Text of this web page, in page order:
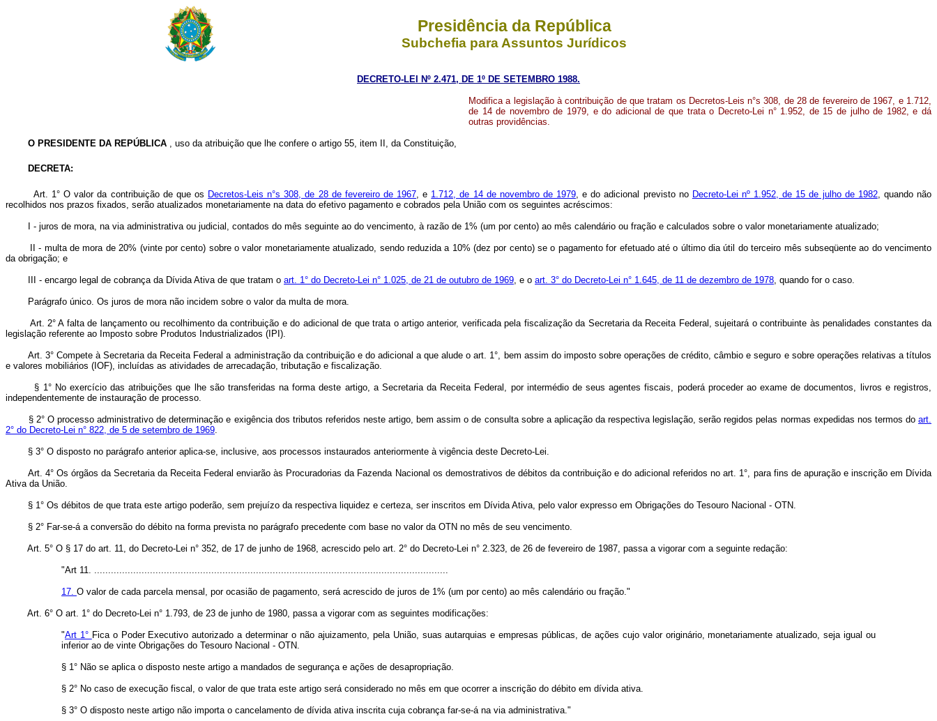
Presidência da República
Subchefia para Assuntos Jurídicos
DECRETO-LEI Nº 2.471, DE 1º DE SETEMBRO 1988.
Modifica a legislação à contribuição de que tratam os Decretos-Leis n°s 308, de 28 de fevereiro de 1967, e 1.712,
de 14 de novembro de 1979, e do adicional de que trata o Decreto-Lei n° 1.952, de 15 de julho de 1982, e dá
outras providências.
O PRESIDENTE DA REPÚBLICA , uso da atribuição que lhe confere o artigo 55, item II, da Constituição,
DECRETA:
Art. 1° O valor da contribuição de que os Decretos-Leis n°s 308, de 28 de fevereiro de 1967 , e 1.712, de 14 de novembro de 1979 , e do adicional previsto no Decreto-Lei nº 1.952, de 15 de julho de 1982, quando não
recolhidos nos prazos fixados, serão atualizados monetariamente na data do efetivo pagamento e cobrados pela União com os seguintes acréscimos:
I - juros de mora, na via administrativa ou judicial, contados do mês seguinte ao do vencimento, à razão de 1% (um por cento) ao mês calendário ou fração e calculados sobre o valor monetariamente atualizado;
II - multa de mora de 20% (vinte por cento) sobre o valor monetariamente atualizado, sendo reduzida a 10% (dez por cento) se o pagamento for efetuado até o último dia útil do terceiro mês subseqüente ao do vencimento
da obrigação; e
III - encargo legal de cobrança da Dívida Ativa de que tratam o art. 1° do Decreto-Lei n° 1.025, de 21 de outubro de 1969 , e o art. 3° do Decreto-Lei n° 1.645, de 11 de dezembro de 1978 , quando for o caso.
Parágrafo único. Os juros de mora não incidem sobre o valor da multa de mora.
Art. 2° A falta de lançamento ou recolhimento da contribuição e do adicional de que trata o artigo anterior, verificada pela fiscalização da Secretaria da Receita Federal, sujeitará o contribuinte às penalidades constantes da
legislação referente ao Imposto sobre Produtos Industrializados (IPI).
Art. 3° Compete à Secretaria da Receita Federal a administração da contribuição e do adicional a que alude o art. 1°, bem assim do imposto sobre operações de crédito, câmbio e seguro e sobre operações relativas a títulos
e valores mobiliários (IOF), incluídas as atividades de arrecadação, tributação e fiscalização.
§ 1° No exercício das atribuições que lhe são transferidas na forma deste artigo, a Secretaria da Receita Federal, por intermédio de seus agentes fiscais, poderá proceder ao exame de documentos, livros e registros,
independentemente de instauração de processo.
§ 2° O processo administrativo de determinação e exigência dos tributos referidos neste artigo, bem assim o de consulta sobre a aplicação da respectiva legislação, serão regidos pelas normas expedidas nos termos do art.
2° do Decreto-Lei n° 822, de 5 de setembro de 1969
§ 3° O disposto no parágrafo anterior aplica-se, inclusive, aos processos instaurados anteriormente à vigência deste Decreto-Lei.
Art. 4° Os órgãos da Secretaria da Receita Federal enviarão às Procuradorias da Fazenda Nacional os demostrativos de débitos da contribuição e do adicional referidos no art. 1°, para fins de apuração e inscrição em Dívida
Ativa da União.
§ 1° Os débitos de que trata este artigo poderão, sem prejuízo da respectiva liquidez e certeza, ser inscritos em Dívida Ativa, pelo valor expresso em Obrigações do Tesouro Nacional - OTN.
§ 2° Far-se-á a conversão do débito na forma prevista no parágrafo precedente com base no valor da OTN no mês de seu vencimento.
Art. 5° O § 17 do art. 11, do Decreto-Lei n° 352, de 17 de junho de 1968, acrescido pelo art. 2° do Decreto-Lei n° 2.323, de 26 de fevereiro de 1987, passa a vigorar com a seguinte redação:
"Art 11. ...............................................................................................................................
17. O valor de cada parcela mensal, por ocasião de pagamento, será acrescido de juros de 1% (um por cento) ao mês calendário ou fração."
Art. 6° O art. 1° do Decreto-Lei n° 1.793, de 23 de junho de 1980, passa a vigorar com as seguintes modificações:
"Art 1° Fica o Poder Executivo autorizado a determinar o não ajuizamento, pela União, suas autarquias e empresas públicas, de ações cujo valor originário, monetariamente atualizado, seja igual ou
inferior ao de vinte Obrigações do Tesouro Nacional - OTN.
§ 1° Não se aplica o disposto neste artigo a mandados de segurança e ações de desapropriação.
§ 2° No caso de execução fiscal, o valor de que trata este artigo será considerado no mês em que ocorrer a inscrição do débito em dívida ativa.
§ 3° O disposto neste artigo não importa o cancelamento de dívida ativa inscrita cuja cobrança far-se-á na via administrativa."